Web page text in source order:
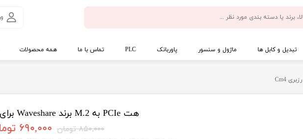
تبدیل و کابل ها ماژول و سنسور پاوربانک PLC تماس با ما همه محصولات
هت PCIe به M.2 برند Waveshare برای رزبری Cm4
۸۵۰,۰۰۰ تومان ۶۹۰,۰۰۰ تومان